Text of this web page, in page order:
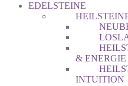
EDELSTEINE
& ENERGIE
INTUITION